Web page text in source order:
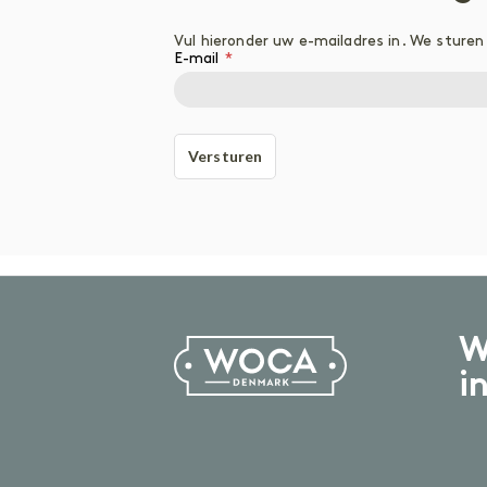
Vinyl of laminaatvloer
Gezeepte vloer
Accessoires
Vul hieronder uw e-mailadres in. We
E-mail
Versturen